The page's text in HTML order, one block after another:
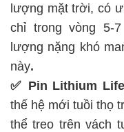
lượng mặt trời, có
chỉ trong vòng 5-
lượng nặng khó
này.
✅ Pin Lithium
thế hệ mới tuồi thọ
thể treo trên vách